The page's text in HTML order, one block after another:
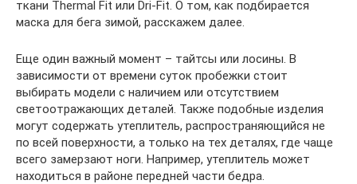
ткани Thermal Fit или Dri-Fit. О том, как подбирается
маска для бега зимой, расскажем далее.
Еще один важный момент – тайтсы или лосины. В
зависимости от времени суток пробежки стоит
выбирать модели с наличием или отсутствием
светоотражающих деталей. Также подобные изделия
могут содержать утеплитель, распространяющийся не
по всей поверхности, а только на тех деталях, где чаще
всего замерзают ноги. Например, утеплитель может
находиться в районе передней части бедра.